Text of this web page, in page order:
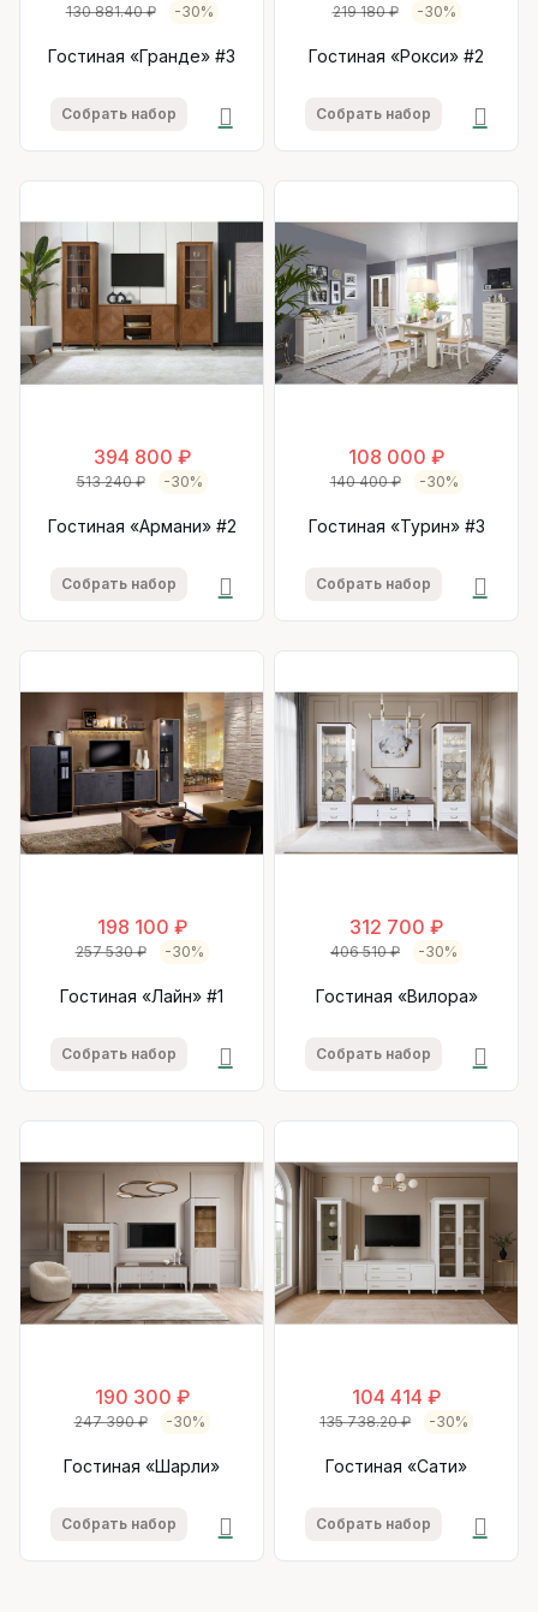
130 881.40 ₽ -30%
Гостиная «Гранде» #3
Собрать набор
219 180 ₽ -30%
Гостиная «Рокси» #2
Собрать набор
394 800 ₽
513 240 ₽ -30%
Гостиная «Армани» #2
Собрать набор
108 000 ₽
140 400 ₽ -30%
Гостиная «Турин» #3
Собрать набор
198 100 ₽
257 530 ₽ -30%
Гостиная «Лайн» #1
Собрать набор
312 700 ₽
406 510 ₽ -30%
Гостиная «Вилора»
Собрать набор
190 300 ₽
247 390 ₽ -30%
Гостиная «Шарли»
Собрать набор
104 414 ₽
135 738.20 ₽ -30%
Гостиная «Сати»
Собрать набор